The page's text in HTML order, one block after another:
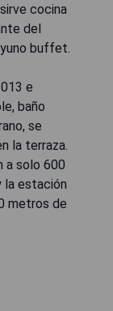
cocina
del
buffet.
e
baño
se
la terraza.
a solo 600
la estación
metros de